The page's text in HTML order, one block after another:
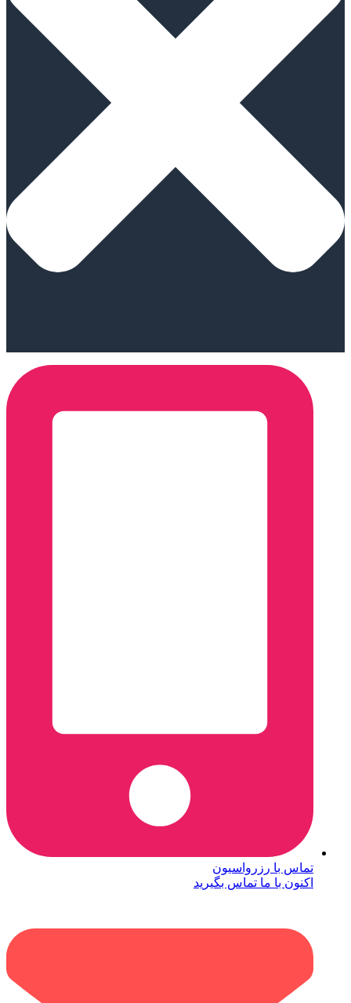
تماس با رزرواسیون
اکنون با ما تماس بگیرید